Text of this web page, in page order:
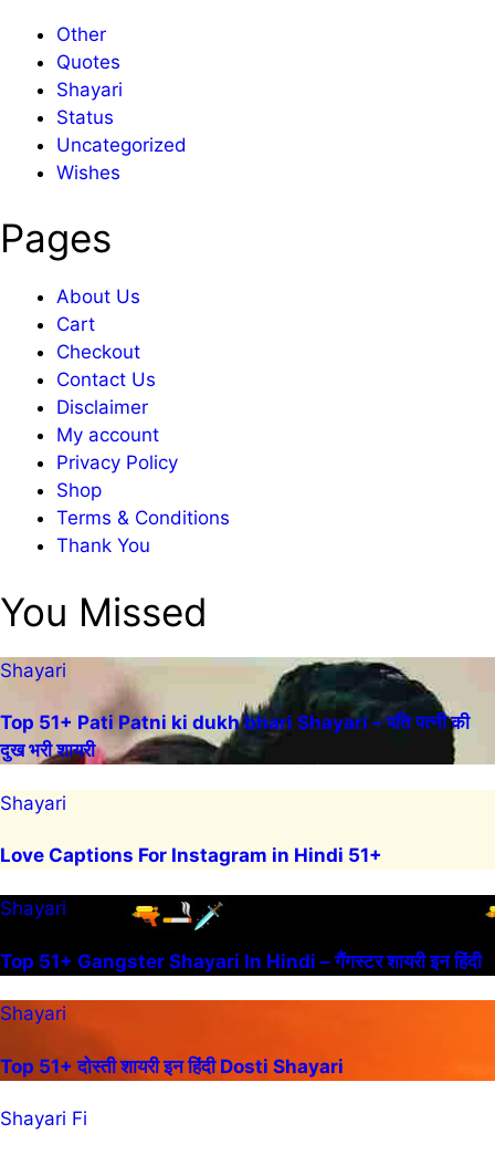
Other
Quotes
Shayari
Status
Uncategorized
Wishes
Pages
About Us
Cart
Checkout
Contact Us
Disclaimer
My account
Privacy Policy
Shop
Terms & Conditions
Thank You
You Missed
Shayari
Top 51+ Pati Patni ki dukh bhari Shayari – पति पत्नी की
दुख भरी शायरी
Shayari
Love Captions For Instagram in Hindi 51+
Shayari
Top 51+ Gangster Shayari In Hindi – गैंगस्टर शायरी इन हिंदी
Shayari
Top 51+ दोस्ती शायरी इन हिंदी Dosti Shayari
Shayari Fi